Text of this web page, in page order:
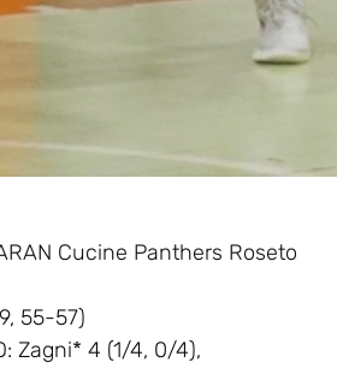
Cucine Panthers Roseto
55-57)
Zagni* 4 (1/4, 0/4),